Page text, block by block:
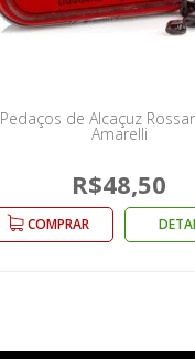
Pedaços de Alcaçuz
Amarelli
R$48,50
COMPRAR